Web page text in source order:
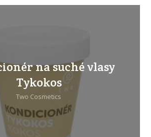
na suché vlasy
Tykokos
Two Cosmetics